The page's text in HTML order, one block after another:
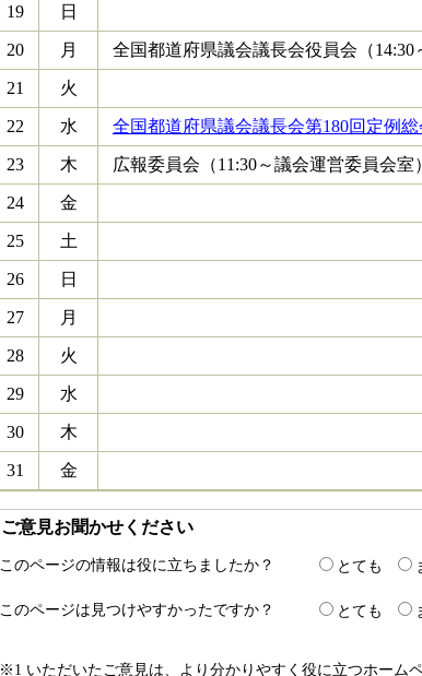
19 日
20 月 全国都道府県議会議長会役員会（14:30
21 火
22 水 全国都道府県議会議長会第180回定例総
23 木 広報委員会（11:30～議会運営委員会室）
24 金
25 土
26 日
27 月
28 火
29 水
30 木
31 金
ご意見お聞かせください
このページの情報は役に立ちましたか？ とても
このページは見つけやすかったですか？
とても
※1 いただいたご意見は、より分かりやすく役に立つホーム